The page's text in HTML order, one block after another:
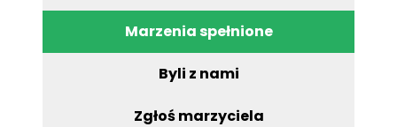
Marzenia spełnione
Byli z nami
Zgłoś marzyciela